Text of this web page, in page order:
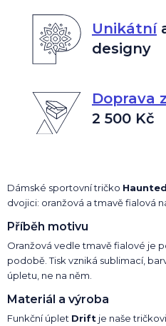
Unikátní
designy
Doprava
2 500 Kč
Dámské sportovní tričko Haunted
dvojici: oranžová a tmavě fialová
Příběh motivu
Oranžová vedle tmavě fialové je
podobě. Tisk vzniká sublimací,
úpletu, ne na něm.
Materiál a výroba
Funkční úplet Drift je naše